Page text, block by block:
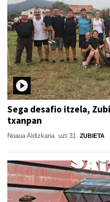
Sega desafio itzela,
txanpan
Noaua Aldizkaria uzt 31 ZUBIETA